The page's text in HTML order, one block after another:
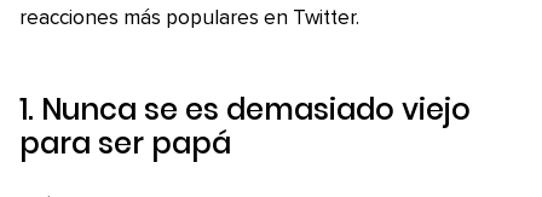
reacciones más populares en Twitter.
1. Nunca se es demasiado viejo
para ser papá